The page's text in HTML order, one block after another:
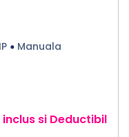
Manuala
inclus si Deductibil